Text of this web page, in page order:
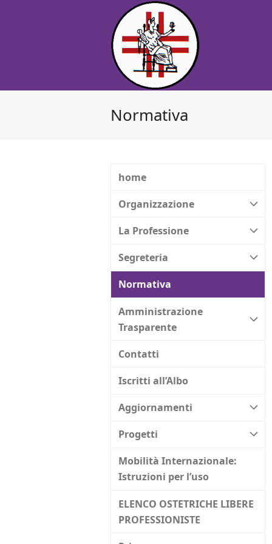
Normativa
home
Organizzazione
La Professione
Segreteria
Normativa
Amministrazione
Trasparente
Contatti
Iscritti all’Albo
Aggiornamenti
Progetti
Mobilità Internazionale:
Istruzioni per l’uso
ELENCO OSTETRICHE LIBERE
PROFESSIONISTE